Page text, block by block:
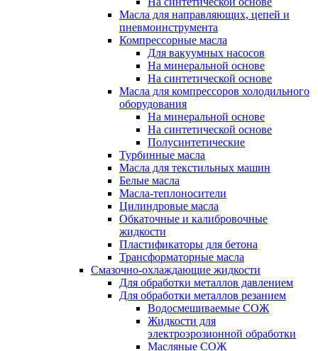
Масла для направляющих, цепей и
пневмоинструмента
Компрессорные масла
Для вакуумных насосов
На минеральной основе
На синтетической основе
Масла для компрессоров холодильного
оборудования
На минеральной основе
На синтетической основе
Полусинтетические
Турбинные масла
Масла для текстильных машин
Белые масла
Масла-теплоносители
Цилиндровые масла
Обкаточные и калибровочные
жидкости
Пластификаторы для бетона
Трансформаторные масла
Смазочно-охлаждающие жидкости
Для обработки металлов давлением
Для обработки металлов резанием
Водосмешиваемые СОЖ
Жидкости для
электроэрозионной обработки
Масляные СОЖ